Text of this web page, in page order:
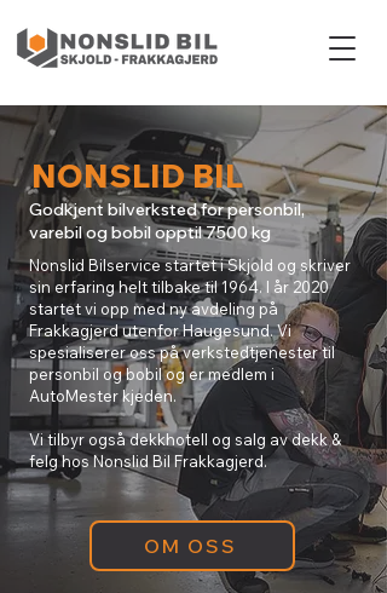
NONSLID BIL
Godkjent bilverksted for personbil,
varebil og bobil opptil 7500 kg
Nonslid Bilservice startet i Skjold og skriver
sin erfaring helt tilbake til 1964. I år 2020
startet vi opp med ny avdeling på
Frakkagjerd utenfor Haugesund. Vi
spesialiserer oss på verkstedtjenester til
personbil og bobil og er medlem i
AutoMester kjeden.
Vi tilbyr også dekkhotell og salg av dekk &
felg hos Nonslid Bil Frakkagjerd.
OM OSS